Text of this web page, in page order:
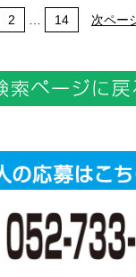
2 14 次ペー